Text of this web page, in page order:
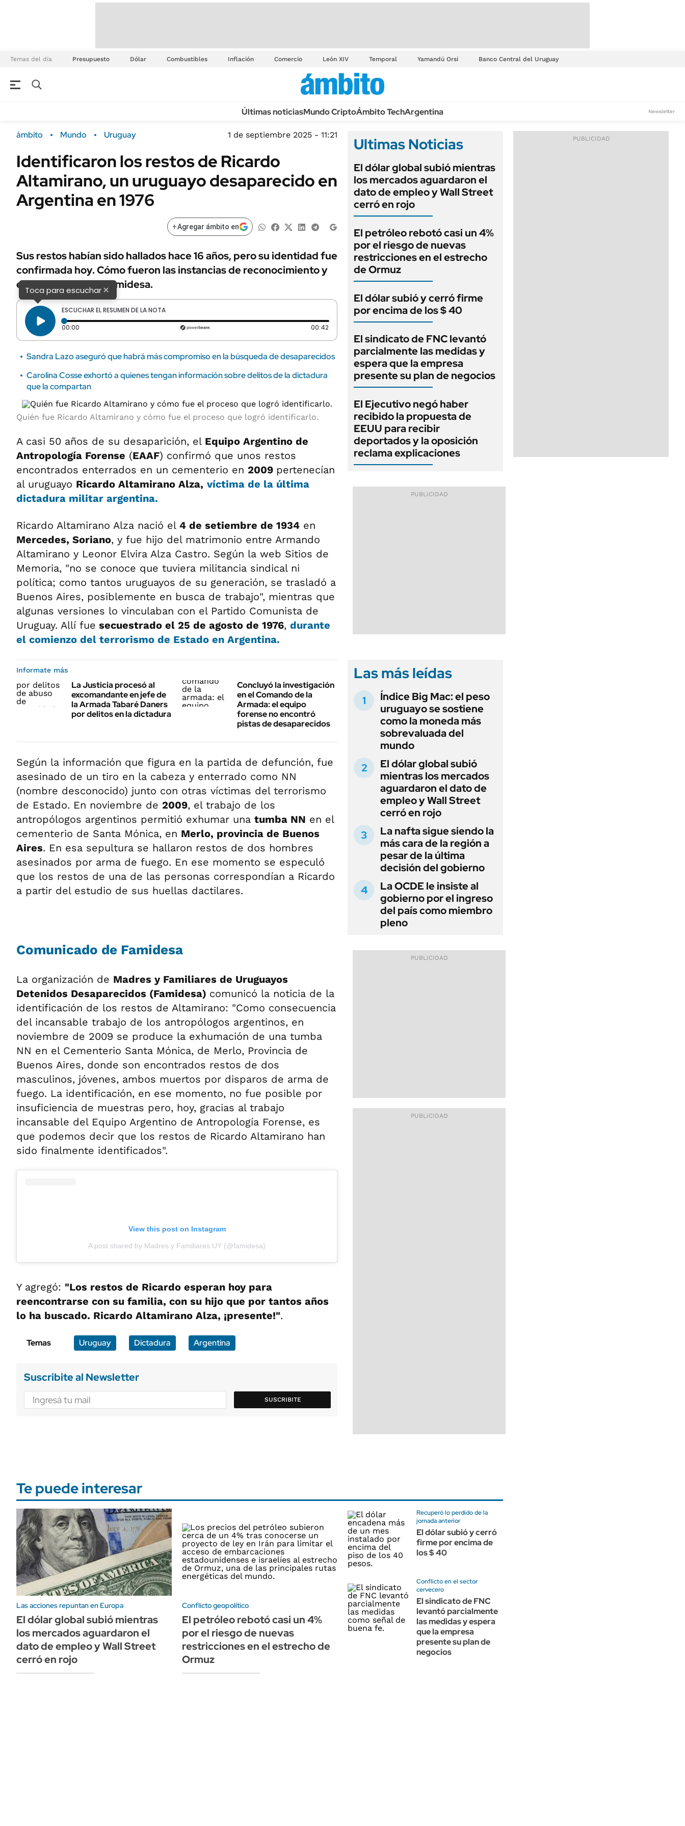
Temas del día Presupuesto Dólar Combustibles Inflación Comercio León XIV Temporal Yamandú Orsi Banco Central del Uruguay
Últimas noticiasMundo CriptoÁmbito TechArgentina Newsletter
ámbito Mundo Uruguay 1 de septiembre 2025 - 11:21
Identificaron los restos de Ricardo
Altamirano, un uruguayo desaparecido en
Argentina en 1976
+Agregar ámbito en
Sus restos habían sido hallados hace 16 años, pero su identidad fue
confirmada hoy. Cómo fueron las instancias de reconocimiento y
el comunicado de Famidesa.
Toca para escuchar×
ESCUCHAR EL RESUMEN DE LA NOTA
00:00 Tiempo transcurrido: 0 segundos 00:42
Sandra Lazo aseguró que habrá más compromiso en la búsqueda de desaparecidos
Carolina Cosse exhortó a quienes tengan información sobre delitos de la dictadura
que la compartan
Quién fue Ricardo Altamirano y cómo fue el proceso que logró identificarlo.
A casi 50 años de su desaparición, el Equipo Argentino de
Antropología Forense (EAAF) confirmó que unos restos
encontrados enterrados en un cementerio en 2009 pertenecían
al uruguayo Ricardo Altamirano Alza, víctima de la última
dictadura militar argentina.
Ricardo Altamirano Alza nació el 4 de setiembre de 1934 en
Mercedes, Soriano, y fue hijo del matrimonio entre Armando
Altamirano y Leonor Elvira Alza Castro. Según la web Sitios de
Memoria, "no se conoce que tuviera militancia sindical ni
política; como tantos uruguayos de su generación, se trasladó a
Buenos Aires, posiblemente en busca de trabajo", mientras que
algunas versiones lo vinculaban con el Partido Comunista de
Uruguay. Allí fue secuestrado el 25 de agosto de 1976, durante
el comienzo del terrorismo de Estado en Argentina.
Informate más
La Justicia procesó al
excomandante en jefe de
la Armada Tabaré Daners
por delitos en la dictadura
Concluyó la investigación
en el Comando de la
Armada: el equipo
forense no encontró
pistas de desaparecidos
Según la información que figura en la partida de defunción, fue
asesinado de un tiro en la cabeza y enterrado como NN
(nombre desconocido) junto con otras víctimas del terrorismo
de Estado. En noviembre de 2009, el trabajo de los
antropólogos argentinos permitió exhumar una tumba NN en el
cementerio de Santa Mónica, en Merlo, provincia de Buenos
Aires. En esa sepultura se hallaron restos de dos hombres
asesinados por arma de fuego. En ese momento se especuló
que los restos de una de las personas correspondían a Ricardo
a partir del estudio de sus huellas dactilares.
Comunicado de Famidesa
La organización de Madres y Familiares de Uruguayos
Detenidos Desaparecidos (Famidesa) comunicó la noticia de la
identificación de los restos de Altamirano: "Como consecuencia
del incansable trabajo de los antropólogos argentinos, en
noviembre de 2009 se produce la exhumación de una tumba
NN en el Cementerio Santa Mónica, de Merlo, Provincia de
Buenos Aires, donde son encontrados restos de dos
masculinos, jóvenes, ambos muertos por disparos de arma de
fuego. La identificación, en ese momento, no fue posible por
insuficiencia de muestras pero, hoy, gracias al trabajo
incansable del Equipo Argentino de Antropología Forense, es
que podemos decir que los restos de Ricardo Altamirano han
sido finalmente identificados".
View this post on Instagram
A post shared by Madres y Familiares UY (@famidesa)
Y agregó: "Los restos de Ricardo esperan hoy para
reencontrarse con su familia, con su hijo que por tantos años
lo ha buscado. Ricardo Altamirano Alza, ¡presente!".
Temas Uruguay Dictadura Argentina
Suscribite al Newsletter
SUSCRIBITE
Ultimas Noticias
El dólar global subió mientras
los mercados aguardaron el
dato de empleo y Wall Street
cerró en rojo
El petróleo rebotó casi un 4%
por el riesgo de nuevas
restricciones en el estrecho
de Ormuz
El dólar subió y cerró firme
por encima de los $ 40
El sindicato de FNC levantó
parcialmente las medidas y
espera que la empresa
presente su plan de negocios
El Ejecutivo negó haber
recibido la propuesta de
EEUU para recibir
deportados y la oposición
reclama explicaciones
Las más leídas
Índice Big Mac: el peso
uruguayo se sostiene
como la moneda más
sobrevaluada del
mundo
El dólar global subió
mientras los mercados
aguardaron el dato de
empleo y Wall Street
cerró en rojo
La nafta sigue siendo la
más cara de la región a
pesar de la última
decisión del gobierno
La OCDE le insiste al
gobierno por el ingreso
del país como miembro
pleno
Te puede interesar
Las acciones repuntan en Europa
El dólar global subió mientras
los mercados aguardaron el
dato de empleo y Wall Street
cerró en rojo
Conflicto geopolítico
El petróleo rebotó casi un 4%
por el riesgo de nuevas
restricciones en el estrecho de
Ormuz
Recuperó lo perdido de la
jornada anterior
El dólar subió y cerró
firme por encima de
los $ 40
Conflicto en el sector
cervecero
El sindicato de FNC
levantó parcialmente
las medidas y espera
que la empresa
presente su plan de
negocios